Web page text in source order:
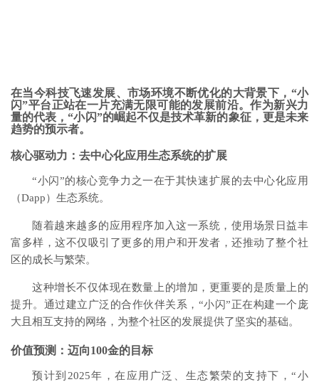
在当今科技飞速发展、市场环境不断优化的大背景下，“小
闪”平台正站在一片充满无限可能的发展前沿。作为新兴力
量的代表，“小闪”的崛起不仅是技术革新的象征，更是未来
趋势的预示者。
核心驱动力：去中心化应用生态系统的扩展
“小闪”的核心竞争力之一在于其快速扩展的去中心化应用
（Dapp）生态系统。
随着越来越多的应用程序加入这一系统，使用场景日益丰
富多样，这不仅吸引了更多的用户和开发者，还推动了整个社
区的成长与繁荣。
这种增长不仅体现在数量上的增加，更重要的是质量上的
提升。通过建立广泛的合作伙伴关系，“小闪”正在构建一个庞
大且相互支持的网络，为整个社区的发展提供了坚实的基础。
价值预测：迈向100金的目标
预计到2025年，在应用广泛、生态繁荣的支持下，“小